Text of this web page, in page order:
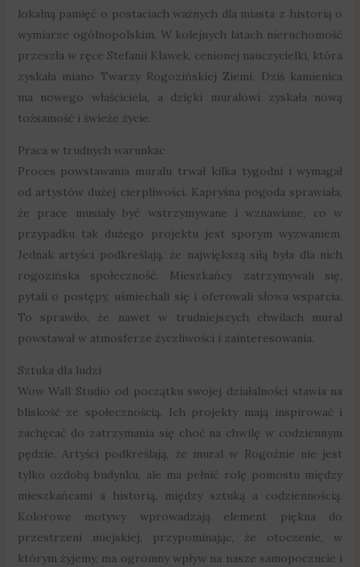
lokalną pamięć o postaciach ważnych dla miasta z historią o
wymiarze ogólnopolskim. W kolejnych latach nieruchomość
przeszła w ręce Stefanii Klawek, cenionej nauczycielki, która
zyskała miano Twarzy Rogozińskiej Ziemi. Dziś kamienica
ma nowego właściciela, a dzięki muralowi zyskała nową
tożsamość i świeże życie.
Praca w trudnych warunkac
Proces powstawania muralu trwał kilka tygodni i wymagał
od artystów dużej cierpliwości. Kapryśna pogoda sprawiała,
że prace musiały być wstrzymywane i wznawiane, co w
przypadku tak dużego projektu jest sporym wyzwaniem.
Jednak artyści podkreślają, że największą siłą była dla nich
rogozińska społeczność. Mieszkańcy zatrzymywali się,
pytali o postępy, uśmiechali się i oferowali słowa wsparcia.
To sprawiło, że nawet w trudniejszych chwilach mural
powstawał w atmosferze życzliwości i zainteresowania.
Sztuka dla ludzi
Wow Wall Studio od początku swojej działalności stawia na
bliskość ze społecznością. Ich projekty mają inspirować i
zachęcać do zatrzymania się choć na chwilę w codziennym
pędzie. Artyści podkreślają, że mural w Rogoźnie nie jest
tylko ozdobą budynku, ale ma pełnić rolę pomostu między
mieszkańcami a historią, między sztuką a codziennością.
Kolorowe motywy wprowadzają element piękna do
przestrzeni miejskiej, przypominając, że otoczenie, w
którym żyjemy, ma ogromny wpływ na nasze samopoczucie i